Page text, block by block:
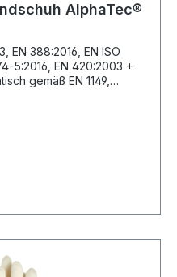
AlphaTec®
5:2016, EN 420:2003 +
gemäß EN 1149,
Betanken, Entfetten,